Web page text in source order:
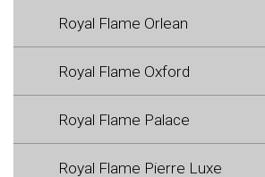
Royal Flame Orlean
Royal Flame Oxford
Royal Flame Palace
Royal Flame Pierre Luxe